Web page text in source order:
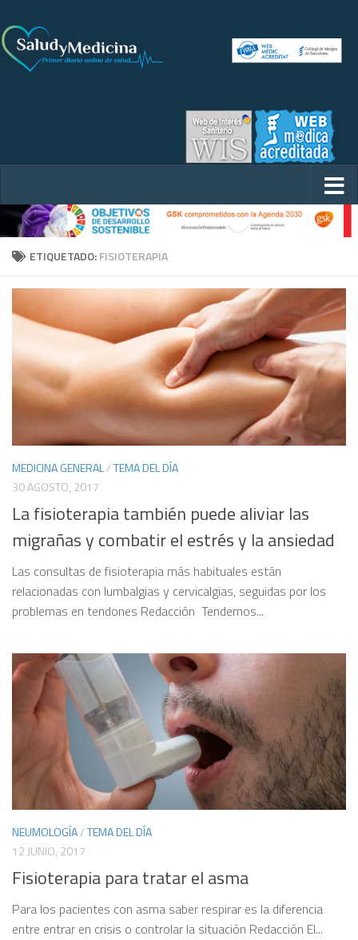
ETIQUETADO:FISIOTERAPIA
MEDICINA GENERAL/TEMA DEL DÍA
30 AGOSTO, 2017
La fisioterapia también puede aliviar las
migrañas y combatir el estrés y la ansiedad
Las consultas de fisioterapia más habituales están
relacionadas con lumbalgias y cervicalgias, seguidas por los
problemas en tendones Redacción Tendemos...
NEUMOLOGÍA/TEMA DEL DÍA
12 JUNIO, 2017
Fisioterapia para tratar el asma
Para los pacientes con asma saber respirar es la diferencia
entre entrar en crisis o controlar la situación Redacción El...